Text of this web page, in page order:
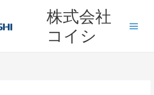
株式会社
コイシ